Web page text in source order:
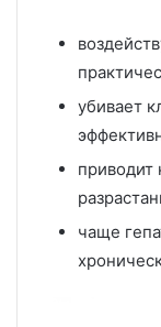
убивает
приводит
чаще